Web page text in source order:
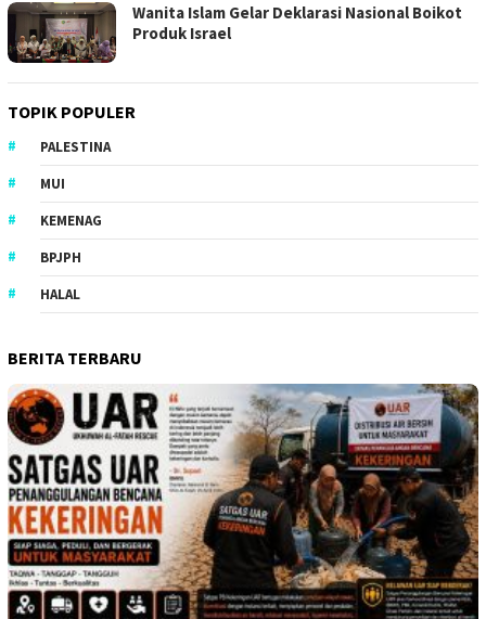
Wanita Islam Gelar Deklarasi Nasional Boikot
Produk Israel
TOPIK POPULER
PALESTINA
MUI
KEMENAG
BPJPH
HALAL
BERITA TERBARU